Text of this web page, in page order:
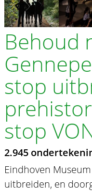
Behoud
stop
stop
2.945
Eindhoven
uitbreiden, en